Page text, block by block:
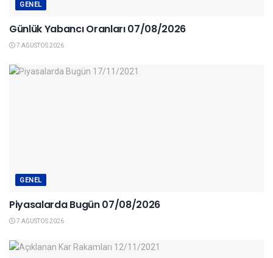
GENEL
Günlük Yabancı Oranları 07/08/2026
7 AĞUSTOS 2026
GENEL
Piyasalarda Bugün 07/08/2026
7 AĞUSTOS 2026